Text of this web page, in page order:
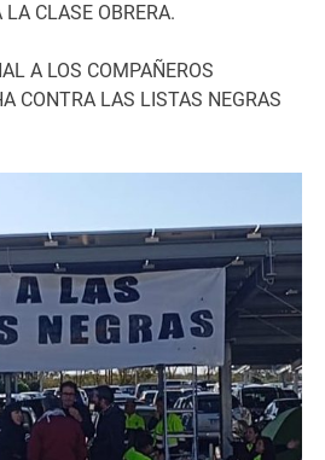
LA CLASE OBRERA.
A LOS COMPAÑEROS
CONTRA LAS LISTAS NEGRAS